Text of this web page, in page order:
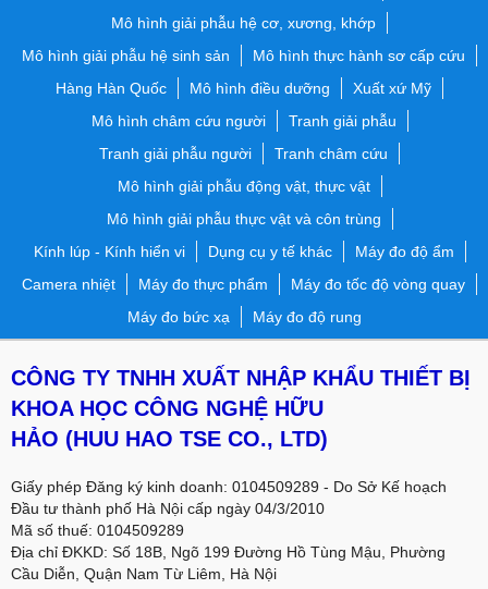
Mô hình giải phẫu hệ cơ, xương, khớp
Mô hình giải phẫu hệ sinh sản
Mô hình thực hành sơ cấp cứu
Hàng Hàn Quốc
Mô hình điều dưỡng
Xuất xứ Mỹ
Mô hình châm cứu người
Tranh giải phẫu
Tranh giải phẫu người
Tranh châm cứu
Mô hình giải phẫu động vật, thực vật
Mô hình giải phẫu thực vật và côn trùng
Kính lúp - Kính hiển vi
Dụng cụ y tế khác
Máy đo độ ẩm
Camera nhiệt
Máy đo thực phẩm
Máy đo tốc độ vòng quay
Máy đo bức xạ
Máy đo độ rung
CÔNG TY TNHH XUẤT NHẬP KHẨU THIẾT BỊ
KHOA HỌC CÔNG NGHỆ HỮU
HẢO (HUU HAO TSE CO., LTD)
Giấy phép Đăng ký kinh doanh: 0104509289 - Do Sở Kế hoạch
Đầu tư thành phố Hà Nội cấp ngày 04/3/2010
Mã số thuế: 0104509289
Địa chỉ ĐKKD: Số 18B, Ngõ 199 Đường Hồ Tùng Mậu, Phường
Cầu Diễn, Quận Nam Từ Liêm, Hà Nội